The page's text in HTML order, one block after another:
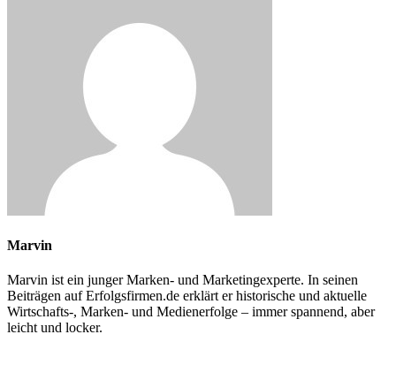
Marvin
Marvin ist ein junger Marken- und Marketingexperte. In seinen
Beiträgen auf Erfolgsfirmen.de erklärt er historische und aktuelle
Wirtschafts-, Marken- und Medienerfolge – immer spannend, aber
leicht und locker.